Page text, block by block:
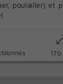
poulailler) et
170